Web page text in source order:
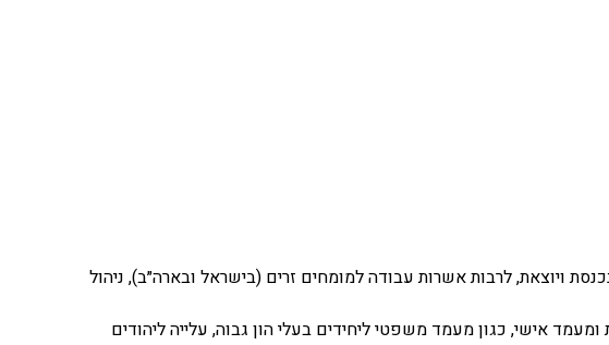
ויוצאת, לרבות אשרות עבודה למומחים זרים (בישראל ובארה״ב), ניהול
אישי, כגון מעמד משפטי ליחידים בעלי הון גבוה, עלייה ליהודים